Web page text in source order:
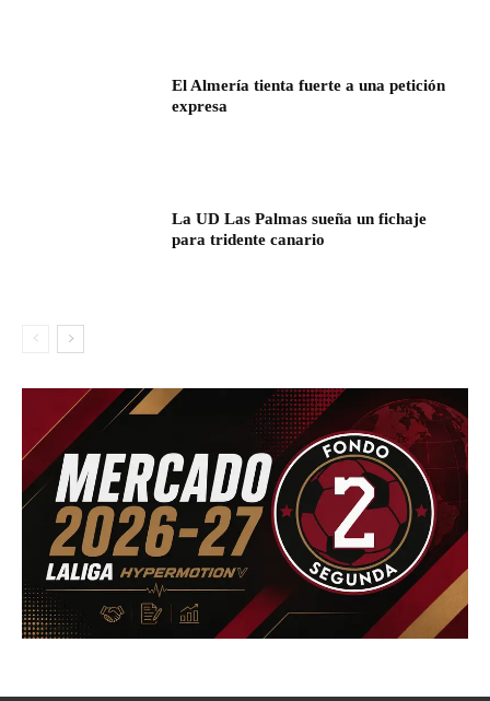
El Almería tienta fuerte a una petición
expresa
La UD Las Palmas sueña un fichaje
para tridente canario